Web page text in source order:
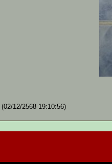
(02/12/2568 19:10:56)